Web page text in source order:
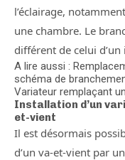
l’éclairage,
une chambre. Le
différent de celui
A lire aussi :
schéma de
Variateur remplaçant
Installation d’un
et-vient
Il est désormais
d’un va-et-vient par